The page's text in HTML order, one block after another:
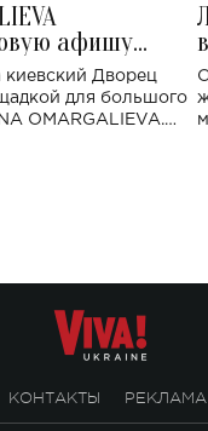
афишу
во Дворце
киевский Дворец
для большого
OMARGALIEVA.
КОНТАКТЫ